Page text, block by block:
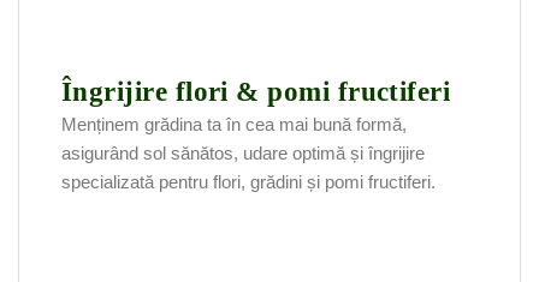
Îngrijire flori & pomi fructiferi
Menținem grădina ta în cea mai bună formă,
asigurând sol sănătos, udare optimă și îngrijire
specializată pentru flori, grădini și pomi fructiferi.